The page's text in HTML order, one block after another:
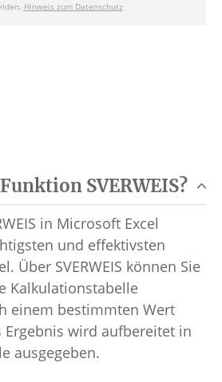
SVERWEIS?
in Microsoft Excel
und effektivsten
Über SVERWEIS können Sie
Kalkulationstabelle
einem bestimmten Wert
Ergebnis wird aufbereitet in
ausgegeben.